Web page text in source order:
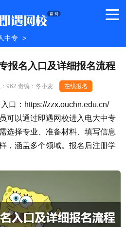
中专 >
报名入口及详细报名流程
962 责编：冬小麦 在线报名
口：https://zzx.ouchn.edu.cn/
可以通过即遇网校进入电大中专
选择专业、准备材料、填写信息
，涵盖多个领域。报名后注册学